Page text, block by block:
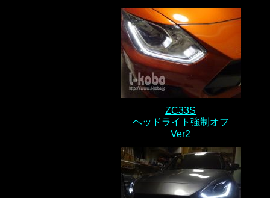
ZC33S
ヘッドライト強制オフ
Ver2